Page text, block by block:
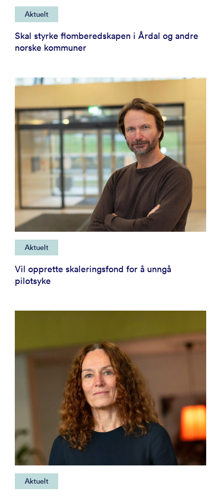
Aktuelt
Skal styrke flomberedskapen i Årdal og andre
norske kommuner
Aktuelt
Vil opprette skaleringsfond for å unngå
pilotsyke
Aktuelt